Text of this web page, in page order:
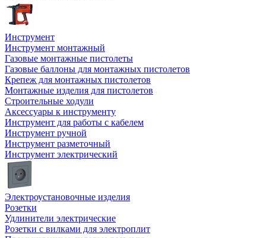
Инструмент
Инструмент монтажный
Газовые монтажные пистолеты
Газовые баллоны для монтажных пистолетов
Крепеж для монтажных пистолетов
Монтажные изделия для пистолетов
Строительные ходули
Аксессуары к инструменту
Инструмент для работы с кабелем
Инструмент ручной
Инструмент разметочный
Инструмент электрический
Электроустановочные изделия
Розетки
Удлинители электрические
Розетки с вилками для электроплит